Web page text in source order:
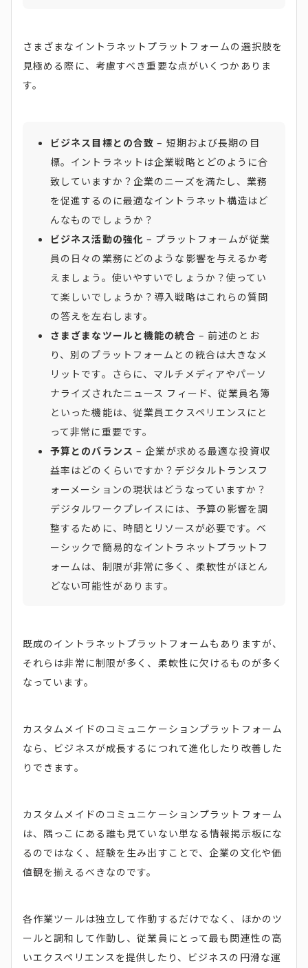
さまざまなイントラネットプラットフォームの選択肢を
見極める際に、考慮すべき重要な点がいくつかありま
す。
ビジネス目標との合致 – 短期および長期の目
標。イントラネットは企業戦略とどのように合
致していますか？企業のニーズを満たし、業務
を促進するのに最適なイントラネット構造はど
んなものでしょうか？
ビジネス活動の強化– プラットフォームが従業
員の日々の業務にどのような影響を与えるか考
えましょう。使いやすいでしょうか？使ってい
て楽しいでしょうか？導入戦略はこれらの質問
の答えを左右します。
さまざまなツールと機能の統合 – 前述のとお
り、別のプラットフォームとの統合は大きなメ
リットです。さらに、マルチメディアやパーソ
ナライズされたニュース フィード、従業員名簿
といった機能は、従業員エクスペリエンスにと
って非常に重要です。
予算とのバランス – 企業が求める最適な投資収
益率はどのくらいですか？デジタルトランスフ
ォーメーションの現状はどうなっていますか？
デジタルワークプレイスには、予算の影響を調
整するために、時間とリソースが必要です。ベ
ーシックで簡易的なイントラネットプラットフ
ォームは、制限が非常に多く、柔軟性がほとん
どない可能性があります。
既成のイントラネットプラットフォームもありますが、
それらは非常に制限が多く、柔軟性に欠けるものが多く
なっています。
カスタムメイドのコミュニケーションプラットフォーム
なら、ビジネスが成長するにつれて進化したり改善した
りできます。
カスタムメイドのコミュニケーションプラットフォーム
は、隅っこにある誰も見ていない単なる情報掲示板にな
るのではなく、経験を生み出すことで、企業の文化や価
値観を揃えるべきなのです。
各作業ツールは独立して作動するだけでなく、ほかのツ
ールと調和して作動し、従業員にとって最も関連性の高
いエクスペリエンスを提供したり、ビジネスの円滑な運